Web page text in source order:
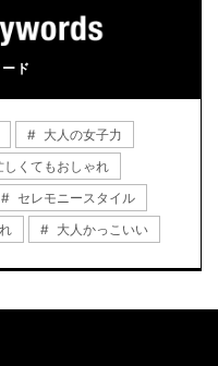
ド
大人の女子力
しくてもおしゃれ
セレモニースタイル
大人かっこいい